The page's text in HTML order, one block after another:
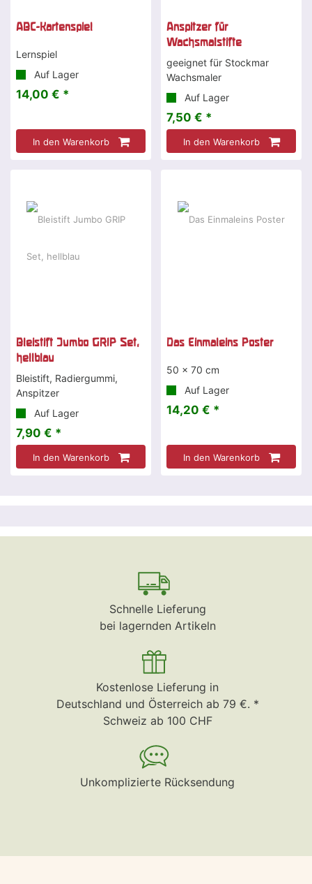
ABC-Kartenspiel
Lernspiel
Auf Lager
14,00 € *
In den Warenkorb
Anspitzer für
Wachsmalstifte
geeignet für Stockmar
Wachsmaler
Auf Lager
7,50 € *
In den Warenkorb
Bleistift Jumbo GRIP Set,
hellblau
Bleistift, Radiergummi,
Anspitzer
Auf Lager
7,90 € *
In den Warenkorb
Das Einmaleins Poster
50 x 70 cm
Auf Lager
14,20 € *
In den Warenkorb
Schnelle Lieferung
bei lagernden Artikeln
Kostenlose Lieferung in
Deutschland und Österreich ab 79 €. *
Schweiz ab 100 CHF
Unkomplizierte Rücksendung